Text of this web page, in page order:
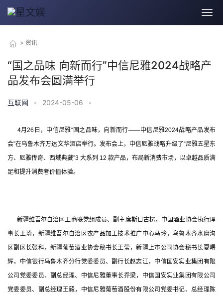
> 资讯
“国之品味 向新而行”中信尼雅2024战略产
品发布会圆满举行
互联网 • 2024-05-06 •
4月26日，中信尼雅“国之品味，向新而行——中信尼雅2024战略产品发布
会”在乌鲁木齐万达文华酒店举行。发布会上，中信尼雅战略升级了“尼雅五星东
方、尼雅传奇、西域典藏”3 大系列 12 款产品，布局新消费市场，以卓越品质满
足和提升消费者价值体验。
新疆维吾尔自治区工商联党组成员、副主席斯日古楞，中国酒业协会执行理
事长王琦，新疆维吾尔自治区农产品加工技术推广中心马玲，乌鲁木齐水磨沟
区副区长张科，新疆葡萄酒业协会秘书长王莹，新疆上市公司协会秘书长夏曙
辉，中信银行乌鲁木齐分行党委委员、副行长赵志江，中信国安实业集团有限
公司党委委员、副总经理、中信尼雅董事长乔梁，中信国安实业集团有限公司
党委委员、副总经理王毅，中信尼雅葡萄酒股份有限公司党委书记、总经理陈